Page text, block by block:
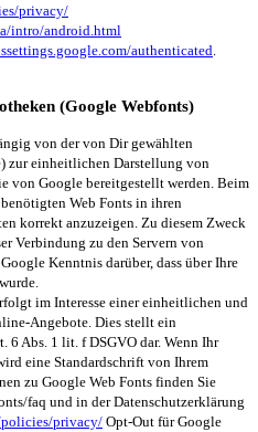
privacy/
intro/android.html
authenticated
(Google Webfonts)
von der von Dir gewählten
zur einheitlichen Darstellung von
von Google bereitgestellt werden. Beim
Web Fonts in ihren
korrekt anzuzeigen. Zu diesem Zweck
Verbindung zu den Servern von
Kenntnis darüber, dass über Ihre
im Interesse einer einheitlichen und
Angebote. Dies stellt ein
6 Abs. 1 lit. f DSGVO dar. Wenn Ihr
eine Standardschrift von Ihrem
zu Google Web Fonts finden Sie
faq und in der Datenschutzerklärung
privacy/ Opt-Out für Google